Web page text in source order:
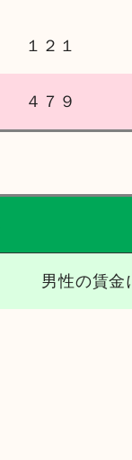
１２１
４７９
男性の賃金